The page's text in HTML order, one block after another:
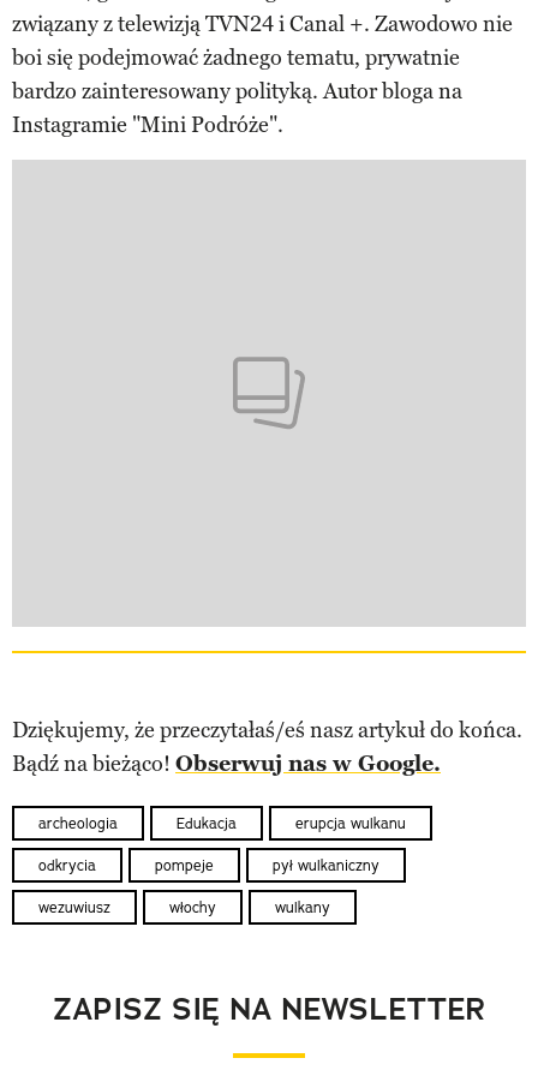
związany z telewizją TVN24 i Canal +. Zawodowo nie
boi się podejmować żadnego tematu, prywatnie
bardzo zainteresowany polityką. Autor bloga na
Instagramie "Mini Podróże".
Dziękujemy, że przeczytałaś/eś nasz artykuł do końca.
Bądź na bieżąco! Obserwuj nas w Google.
archeologia Edukacja erupcja wulkanu
odkrycia pompeje pył wulkaniczny
wezuwiusz włochy wulkany
ZAPISZ SIĘ NA NEWSLETTER